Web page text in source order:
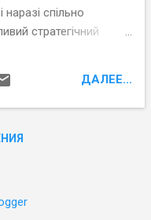
що вимагає
громадськості у
владою та
Тягинської
спільно
стратегічний
продовжують
владою та
ДАЛЕЕ...